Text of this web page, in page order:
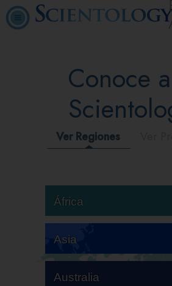
Conoce
Ver Regiones
África
Asia
Australia